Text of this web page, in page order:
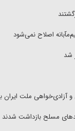
اصلاح نمی‌شود
شد
آزادی‌خواهی ملت ایران